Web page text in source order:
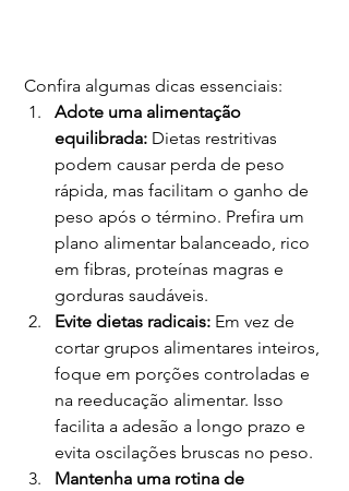
Confira algumas dicas essenciais:
Adote uma alimentação
equilibrada: Dietas restritivas
podem causar perda de peso
rápida, mas facilitam o ganho de
peso após o término. Prefira um
plano alimentar balanceado, rico
em fibras, proteínas magras e
gorduras saudáveis.
Evite dietas radicais: Em vez de
cortar grupos alimentares inteiros,
foque em porções controladas e
na reeducação alimentar. Isso
facilita a adesão a longo prazo e
evita oscilações bruscas no peso.
Mantenha uma rotina de